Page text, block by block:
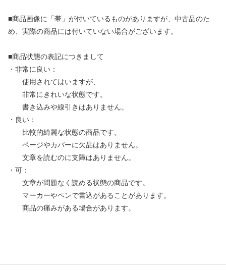
■商品画像に「帯」が付いているものがありますが、中古品のた
め、実際の商品には付いていない場合がございます。
■商品状態の表記につきまして
・非常に良い：
使用されてはいますが、
非常にきれいな状態です。
書き込みや線引きはありません。
・良い：
比較的綺麗な状態の商品です。
ページやカバーに欠品はありません。
文章を読むのに支障はありません。
・可：
文章が問題なく読める状態の商品です。
マーカーやペンで書込があることがあります。
商品の痛みがある場合があります。